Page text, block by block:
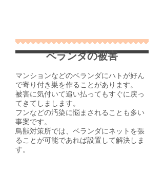
ベランダの被害
マンションなどのベランダにハトが好ん
で寄り付き巣を作ることがあります。
被害に気付いて追い払ってもすぐに戻っ
てきてしまします。
フンなどの汚染に悩まされることも多い
事案です。
​鳥獣対策所では、ベランダにネットを張
ることが可能であれば設置して解決しま
す。